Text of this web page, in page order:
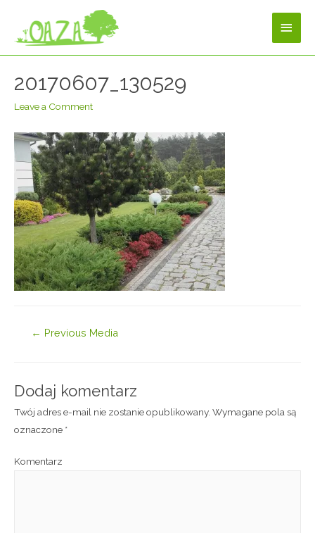
20170607_130529
Leave a Comment
← Previous Media
Dodaj komentarz
Twój adres e-mail nie zostanie opublikowany. Wymagane pola są
oznaczone *
Komentarz